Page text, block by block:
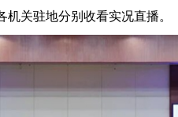
关驻地分别收看实况直播。